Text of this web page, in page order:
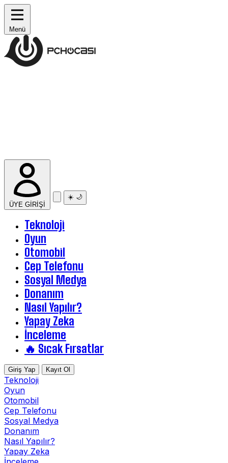
Menü
ÜYE GİRİŞİ
☀️ 🌙
Teknoloji
Oyun
Otomobil
Cep Telefonu
Sosyal Medya
Donanım
Nasıl Yapılır?
Yapay Zeka
İnceleme
🔥 Sıcak Fırsatlar
Giriş Yap Kayıt Ol
Teknoloji
Oyun
Otomobil
Cep Telefonu
Sosyal Medya
Donanım
Nasıl Yapılır?
Yapay Zeka